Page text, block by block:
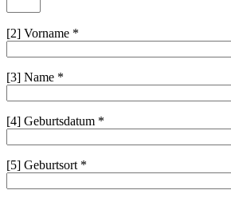
[2] Vorname *
[3] Name *
[4] Geburtsdatum *
[5] Geburtsort *